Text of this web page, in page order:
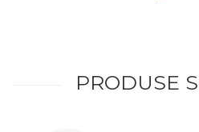
PRODUSE